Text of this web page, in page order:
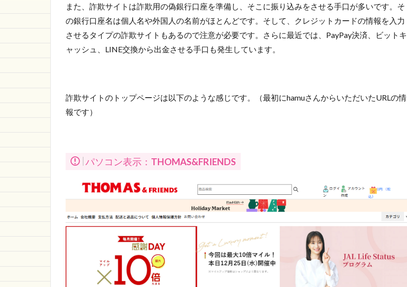
また、詐欺サイトは詐欺用の偽銀行口座を準備し、そこに振り込みをさせる手口が多いです。そ
の銀行口座名は個人名や外国人の名前がほとんどです。そして、クレジットカードの情報を入力
させるタイプの詐欺サイトもあるので注意が必要です。さらに最近では、PayPay決済、ビットキ
ャッシュ、LINE交換から出金させる手口も発生しています。
詐欺サイトのトップページは以下のような感じです。（最初にhamuさんからいただいたURLの情
報です）
パソコン表示： THOMAS&FRIENDS